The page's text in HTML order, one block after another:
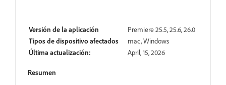
Versión de la aplicación
Premiere 25.5, 25.6, 26.0
Tipos de dispositivo afectados
mac, Windows
Última actualización:
April, 15, 2026
Resumen